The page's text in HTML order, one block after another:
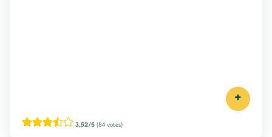
+
3,52/5 (84 votes)